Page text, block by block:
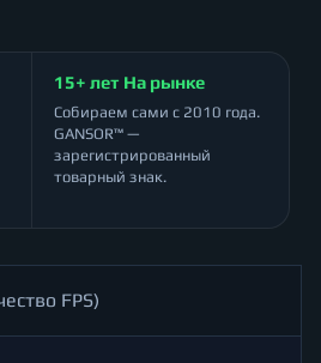
15+ лет На рынке
Собираем сами с 2010 года.
GANSOR™ —
зарегистрированный
товарный знак.
FPS)